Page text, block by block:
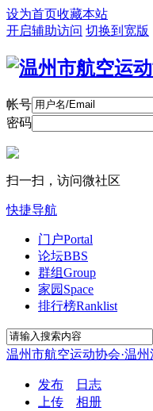
设为首页收藏本站
开启辅助访问 切换到宽版
帐号
密码
扫一扫，访问微社区
快捷导航
门户Portal
论坛BBS
群组Group
家园 Space
排行榜Ranklist
温州市航空运动协会·温
发布
日志
上传
相册